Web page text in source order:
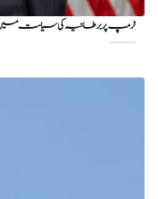
ٹرمپ پر برطانیہ کی سیاست میں